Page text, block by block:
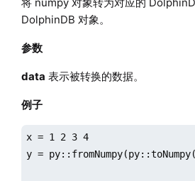
DolphinDB 对象。
参数
data 表示被转换的数据。
例子
x = 1 2 3 4
y =